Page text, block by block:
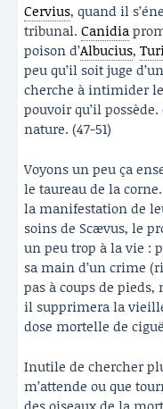
Cervius, quand il
tribunal. Canidia
poison d’Albucius,
peu qu’il soit juge
cherche à intimider
pouvoir qu’il
nature. (47-51)
Voyons un peu ça
le taureau de la
la manifestation de
soins de Scævus, le
un peu trop à la vie :
sa main d’un crime
pas à coups de
il supprimera la
dose mortelle de
Inutile de chercher
m’attende ou que